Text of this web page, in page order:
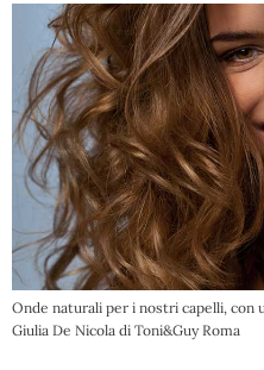
Onde naturali per i nostri capelli, con
Giulia De Nicola di Toni&Guy Roma